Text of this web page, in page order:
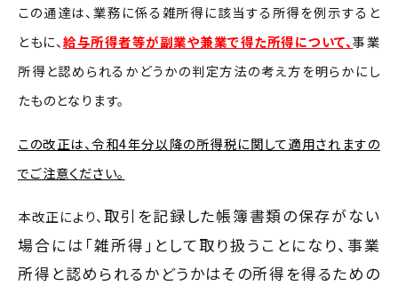
この通達は、業務に係る雑所得に該当する所得を例示すると
ともに、給与所得者等が副業や兼業で得た所得について、事業
所得と認められるかどうかの判定方法の考え方を明らかにし
たものとなります。
この改正は、令和4年分以降の所得税に関して適用されますの
でご注意ください。
本改正により、取引を記録した帳簿書類の保存がない
場合には「雑所得」として取り扱うことになり、事業
所得と認められるかどうかはその所得を得るための